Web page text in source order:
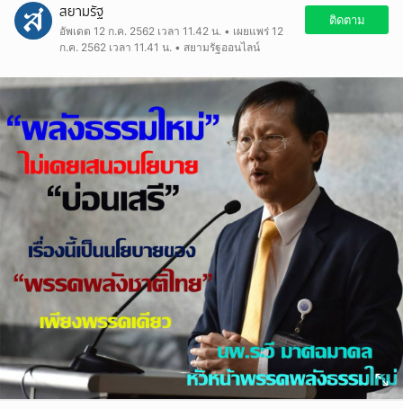
สยามรัฐ
อัพเดต 12 ก.ค. 2562 เวลา 11.42 น. • เผยแพร่ 12
ก.ค. 2562 เวลา 11.41 น. • สยามรัฐออนไลน์
ติดตาม